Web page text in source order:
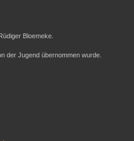
Bloemeke.
der Jugend übernommen wurde.